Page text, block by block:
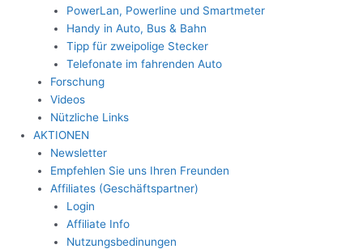
PowerLan, Powerline und Smartmeter
Handy in Auto, Bus & Bahn
Tipp für zweipolige Stecker
Telefonate im fahrenden Auto
Forschung
Videos
Nützliche Links
AKTIONEN
Newsletter
Empfehlen Sie uns Ihren Freunden
Affiliates (Geschäftspartner)
Login
Affiliate Info
Nutzungsbedinungen